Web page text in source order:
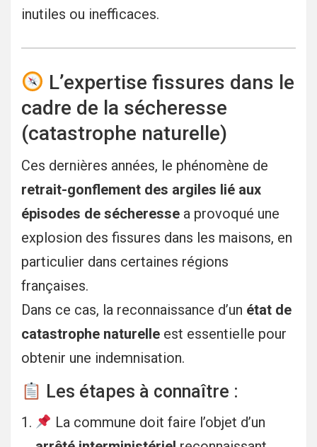
inutiles ou inefficaces.
L’expertise fissures dans le
cadre de la sécheresse
(catastrophe naturelle)
Ces dernières années, le phénomène de
retrait-gonflement des argiles lié aux
épisodes de sécheresse a provoqué une
explosion des fissures dans les maisons, en
particulier dans certaines régions
françaises.
Dans ce cas, la reconnaissance d’un état de
catastrophe naturelle est essentielle pour
obtenir une indemnisation.
Les étapes à connaître :
La commune doit faire l’objet d’un